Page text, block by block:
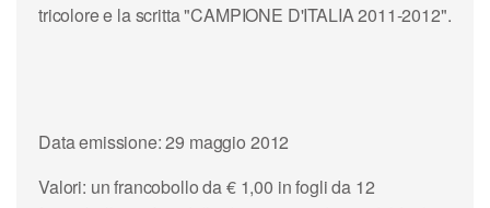
tricolore e la scritta "CAMPIONE D'ITALIA 2011-2012".
Data emissione: 29 maggio 2012
Valori: un francobollo da € 1,00 in fogli da 12